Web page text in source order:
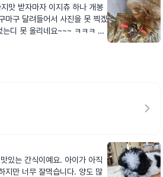
맛 받자마자 이지츄 하나 개봉
마구 달려들어서 사진을 못 찍겠
디 못 올리네요~~~ ㅋㅋㅋ 환
료향이 정말 고소하네요~ 이
있는 간식이예요. 아이가 아직
. 양도 많